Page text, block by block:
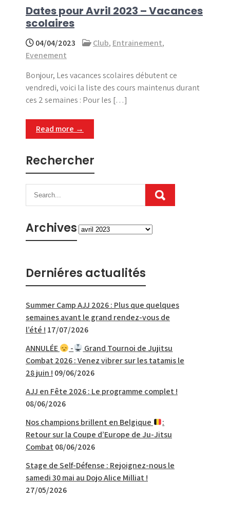
Dates pour Avril 2023 – Vacances
scolaires
04/04/2023 Club, Entrainement,
Evenement
Bonjour, Les vacances scolaires débutent ce
vendredi, voici la liste des cours maintenus durant
ces 2 semaines : Pour les […]
Read more →
Rechercher
ArchivesArchives
Derniéres actualités
Summer Camp AJJ 2026 : Plus que quelques
semaines avant le grand rendez-vous de
l’été ! 17/07/2026
ANNULÉE
-
Grand Tournoi de Jujitsu
Combat 2026 : Venez vibrer sur les tatamis le
28 juin ! 09/06/2026
AJJ en Fête 2026 : Le programme complet !
08/06/2026
Nos champions brillent en Belgique
:
Retour sur la Coupe d’Europe de Ju-Jitsu
Combat 08/06/2026
Stage de Self-Défense : Rejoignez-nous le
samedi 30 mai au Dojo Alice Milliat !
27/05/2026